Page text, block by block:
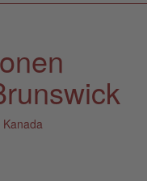
Kanada